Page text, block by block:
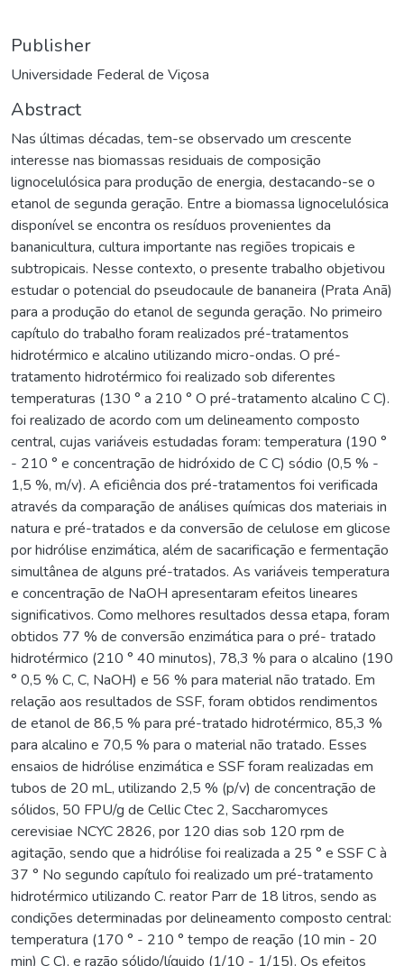
Publisher
Universidade Federal de Viçosa
Abstract
Nas últimas décadas, tem-se observado um crescente
interesse nas biomassas residuais de composição
lignocelulósica para produção de energia, destacando-se o
etanol de segunda geração. Entre a biomassa lignocelulósica
disponível se encontra os resíduos provenientes da
bananicultura, cultura importante nas regiões tropicais e
subtropicais. Nesse contexto, o presente trabalho objetivou
estudar o potencial do pseudocaule de bananeira (Prata Anã)
para a produção do etanol de segunda geração. No primeiro
capítulo do trabalho foram realizados pré-tratamentos
hidrotérmico e alcalino utilizando micro-ondas. O pré-
tratamento hidrotérmico foi realizado sob diferentes
temperaturas (130 ° a 210 ° O pré-tratamento alcalino C C).
foi realizado de acordo com um delineamento composto
central, cujas variáveis estudadas foram: temperatura (190 °
- 210 ° e concentração de hidróxido de C C) sódio (0,5 % -
1,5 %, m/v). A eficiência dos pré-tratamentos foi verificada
através da comparação de análises químicas dos materiais in
natura e pré-tratados e da conversão de celulose em glicose
por hidrólise enzimática, além de sacarificação e fermentação
simultânea de alguns pré-tratados. As variáveis temperatura
e concentração de NaOH apresentaram efeitos lineares
significativos. Como melhores resultados dessa etapa, foram
obtidos 77 % de conversão enzimática para o pré- tratado
hidrotérmico (210 ° 40 minutos), 78,3 % para o alcalino (190
° 0,5 % C, C, NaOH) e 56 % para material não tratado. Em
relação aos resultados de SSF, foram obtidos rendimentos
de etanol de 86,5 % para pré-tratado hidrotérmico, 85,3 %
para alcalino e 70,5 % para o material não tratado. Esses
ensaios de hidrólise enzimática e SSF foram realizadas em
tubos de 20 mL, utilizando 2,5 % (p/v) de concentração de
sólidos, 50 FPU/g de Cellic Ctec 2, Saccharomyces
cerevisiae NCYC 2826, por 120 dias sob 120 rpm de
agitação, sendo que a hidrólise foi realizada a 25 ° e SSF C à
37 ° No segundo capítulo foi realizado um pré-tratamento
hidrotérmico utilizando C. reator Parr de 18 litros, sendo as
condições determinadas por delineamento composto central:
temperatura (170 ° - 210 ° tempo de reação (10 min - 20
min) C C), e razão sólido/líquido (1/10 - 1/15). Os efeitos